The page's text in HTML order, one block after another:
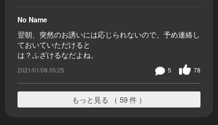
No Name
翌朝、突然のお誘いには応じられないので、予め連絡し
ておいていただけると
は？ふざけるなだよね。
2021/01/08 05:25 78
5
もっと見る （ 59 件 ）